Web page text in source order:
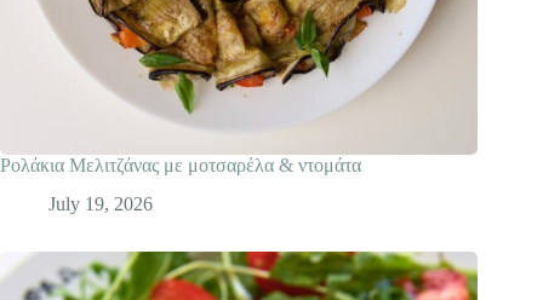
Ρολάκια Mελιτζάνας με μοτσαρέλα & ντομάτα
July 19, 2026